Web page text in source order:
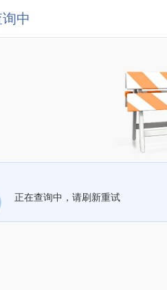
中
正在查询中，请刷新重试